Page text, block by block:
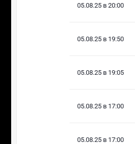
05.08.25 в 20:00
05.08.25 в 19:50
05.08.25 в 19:05
05.08.25 в 17:00
05.08.25 в 17:00